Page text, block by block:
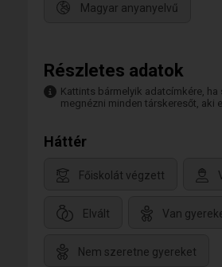
Magyar anyanyelvű
Részletes adatok
Kattints bármelyik adatcímkére, ha
megnézni minden társkeresőt, aki
Háttér
Főiskolát végzett
Elvált Van
Nem szeretne gyereket